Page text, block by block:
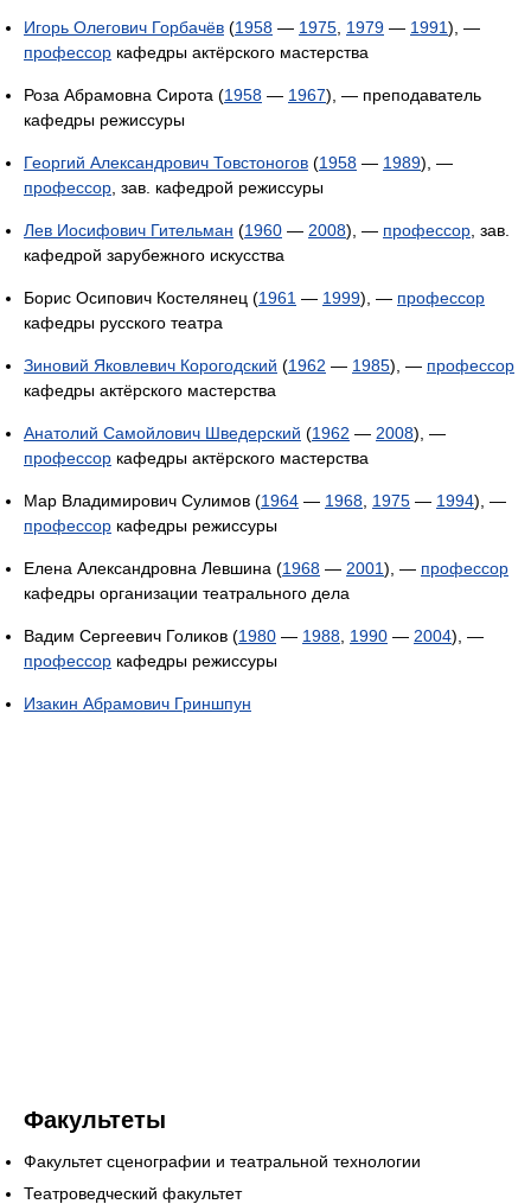
Игорь Олегович Горбачёв (1958 — 1975 1979 — 1991), —
профессор кафедры актёрского мастерства
Роза Абрамовна Сирота (1958 — 1967), — преподаватель
кафедры режиссуры
Георгий Александрович Товстоногов (1958 — 1989), —
профессор , зав. кафедрой режиссуры
Лев Иосифович Гительман (1960 — 2008), — профессор , зав.
кафедрой зарубежного искусства
Борис Осипович Костелянец (1961 — 1999), — профессор
кафедры русского театра
Зиновий Яковлевич Корогодский (1962 — 1985), — профессор
кафедры актёрского мастерства
Анатолий Самойлович Шведерский (1962 — 2008), —
профессор кафедры актёрского мастерства
Мар Владимирович Сулимов (1964 — 1968 1975 — 1994), —
профессор кафедры режиссуры
Елена Александровна Левшина (1968 — 2001), — профессор
кафедры организации театрального дела
Вадим Сергеевич Голиков (1980 — 1988 1990 — 2004), —
профессор кафедры режиссуры
Изакин Абрамович Гриншпун
Факультеты
Факультет сценографии и театральной технологии
Театроведческий факультет